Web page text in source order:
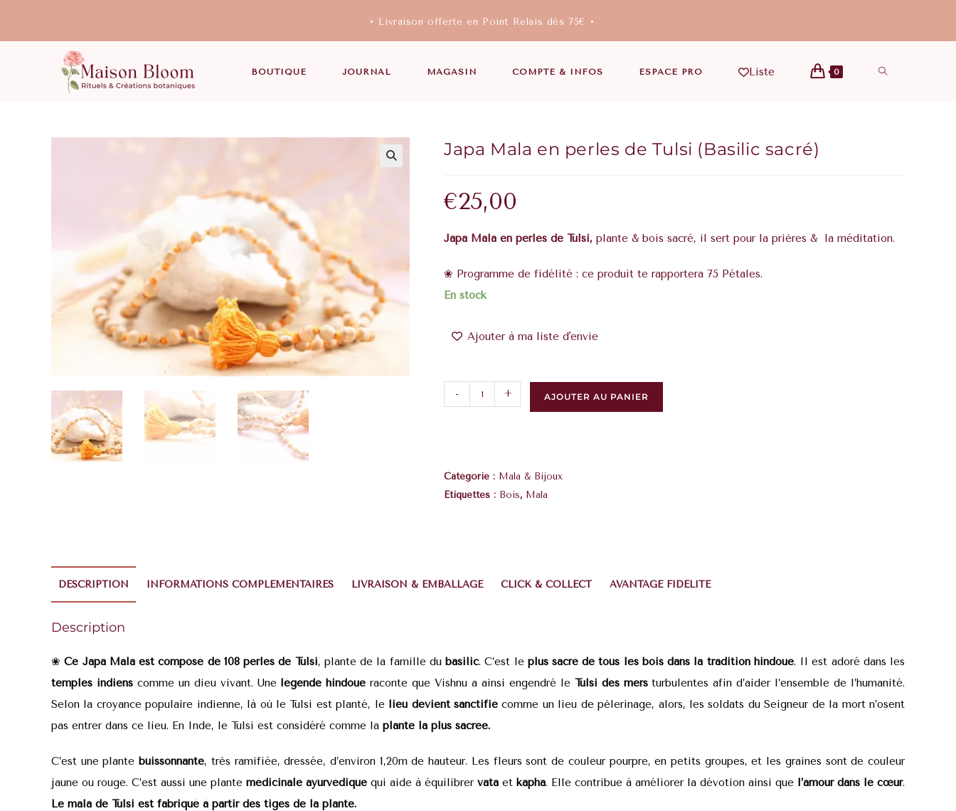
• Livraison offerte en Point Relais dès 75€ •
BOUTIQUE JOURNAL MAGASIN COMPTE & INFOS ESPACE PRO Liste 0
Japa Mala en perles de Tulsi (Basilic sacré)
€25,00
Japa Mala en perles de Tulsi, plante & bois sacré, il sert pour la prières & la méditation.
❀ Programme de fidélité : ce produit te rapportera 75 Pétales.
En stock
Ajouter à ma liste d'envie
- + AJOUTER AU PANIER
Catégorie : Mala & Bijoux
Étiquettes : Bois, Mala
DESCRIPTION INFORMATIONS COMPLÉMENTAIRES LIVRAISON & EMBALLAGE CLICK & COLLECT AVANTAGE FIDÉLITÉ
Description
❀ Ce Japa Mala est composé de 108 perles de Tulsi, plante de la famille dubasilic. C’est le plus sacré de tous les bois dans la tradition hindoue. Il est adoré dans les
temples indienscomme un dieu vivant. Une légende hindoue raconte que Vishnu a ainsi engendré le Tulsi des mersturbulentes afin d’aider l’ensemble de l’humanité.
Selon la croyance populaire indienne, là où le Tulsi est planté, le lieu devient sanctifié comme un lieu de pèlerinage, alors, les soldats du Seigneur de la mort n’osent
pas entrer dans ce lieu. En Inde, le Tulsi est considéré comme la plante la plus sacrée.
C’est une plantebuissonnante, très ramifiée, dressée, d’environ 1,20m de hauteur. Les fleurs sont de couleur pourpre, en petits groupes, et les graines sont de couleur
jaune ou rouge. C’est aussi une plante médicinale ayurvédique qui aide à équilibrer vata et kapha. Elle contribue à améliorer la dévotion ainsi que l’amour dans le cœur.
Le mala de Tulsi est fabriqué à partir des tiges de la plante.